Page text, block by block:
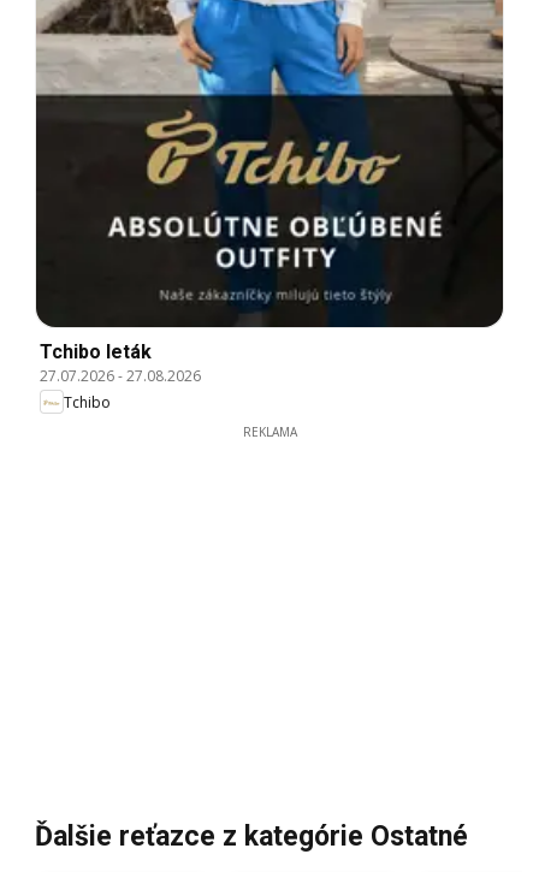
Tchibo leták
27.07.2026-27.08.2026
Tchibo
REKLAMA
Ďalšie reťazce z kategórie Ostatné